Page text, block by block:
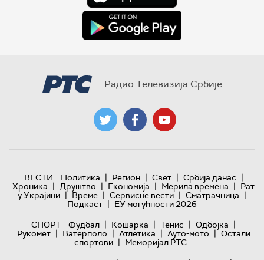
Радио Телевизија Србије
ВЕСТИ Политика | Регион | Свет | Србија данас |
Хроника | Друштво | Економија | Мерила времена | Рат
у Украјини | Време | Сервисне вести | Сматрачница |
Подкаст | ЕУ могућности 2026
СПОРТ
Фудбал | Кошарка | Тенис | Одбојка |
Рукомет | Ватерполо | Атлетика | Ауто-мото | Остали
спортови | Меморијал РТС